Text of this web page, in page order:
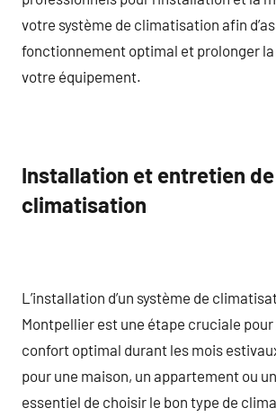
votre système de climatisation afin
fonctionnement optimal et prolonger la
votre équipement.
Installation et entretien
climatisation
L’installation d’un système de
Montpellier est une étape cruciale
confort optimal durant les mois
pour une maison, un appartement ou
essentiel de choisir le bon type de